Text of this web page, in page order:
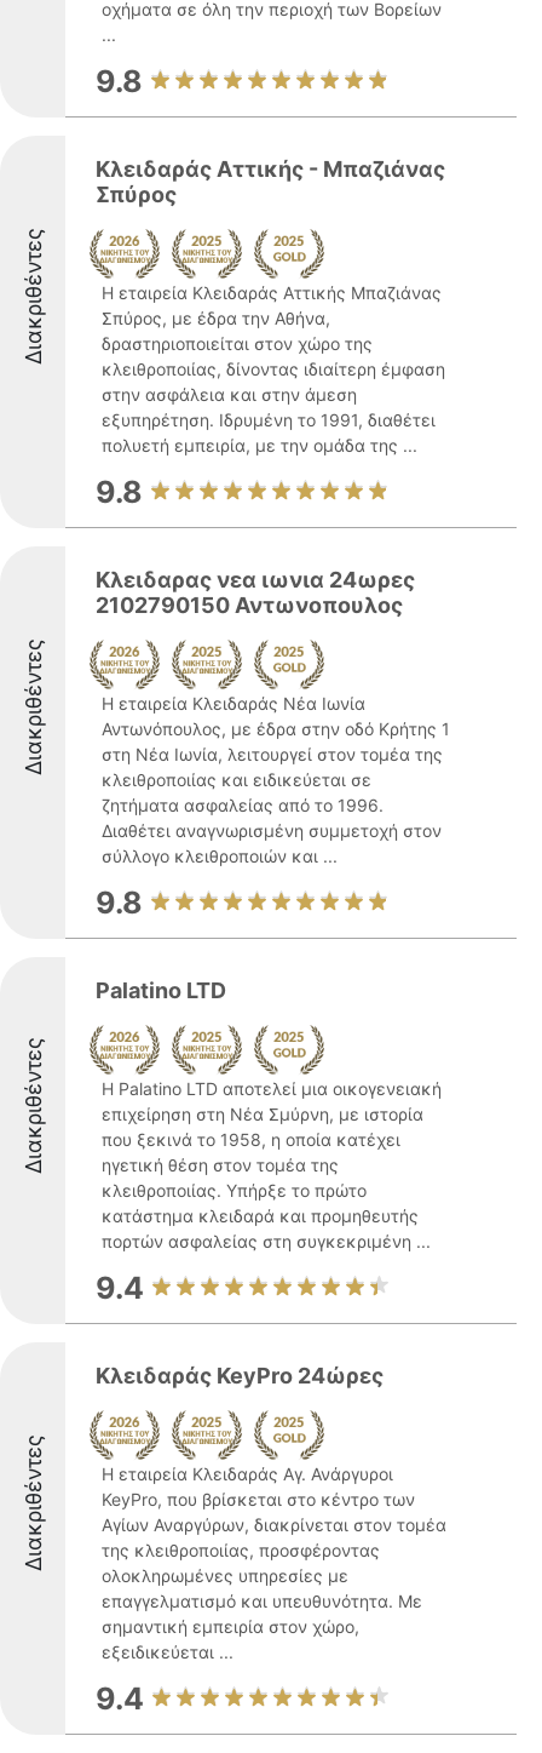
οχήματα σε όλη την περιοχή των Βορείων
...
9.8
Διακριθέντες
Κλειδαράς Αττικής - Μπαζιάνας
Σπύρος
Η εταιρεία Κλειδαράς Αττικής Μπαζιάνας
Σπύρος, με έδρα την Αθήνα,
δραστηριοποιείται στον χώρο της
κλειθροποιίας, δίνοντας ιδιαίτερη έμφαση
στην ασφάλεια και στην άμεση
εξυπηρέτηση. Ιδρυμένη το 1991, διαθέτει
πολυετή εμπειρία, με την ομάδα της ...
9.8
Διακριθέντες
Κλειδαρας νεα ιωνια 24ωρες
2102790150 Αντωνοπουλος
Η εταιρεία Κλειδαράς Νέα Ιωνία
Αντωνόπουλος, με έδρα στην οδό Κρήτης 1
στη Νέα Ιωνία, λειτουργεί στον τομέα της
κλειθροποιίας και ειδικεύεται σε
ζητήματα ασφαλείας από το 1996.
Διαθέτει αναγνωρισμένη συμμετοχή στον
σύλλογο κλειθροποιών και ...
9.8
Διακριθέντες
Palatino LTD
Η Palatino LTD αποτελεί μια οικογενειακή
επιχείρηση στη Νέα Σμύρνη, με ιστορία
που ξεκινά το 1958, η οποία κατέχει
ηγετική θέση στον τομέα της
κλειθροποιίας. Υπήρξε το πρώτο
κατάστημα κλειδαρά και προμηθευτής
πορτών ασφαλείας στη συγκεκριμένη ...
9.4
Διακριθέντες
Κλειδαράς KeyPro 24ώρες
Η εταιρεία Κλειδαράς Αγ. Ανάργυροι
KeyPro, που βρίσκεται στο κέντρο των
Αγίων Αναργύρων, διακρίνεται στον τομέα
της κλειθροποιίας, προσφέροντας
ολοκληρωμένες υπηρεσίες με
επαγγελματισμό και υπευθυνότητα. Με
σημαντική εμπειρία στον χώρο,
εξειδικεύεται ...
9.4